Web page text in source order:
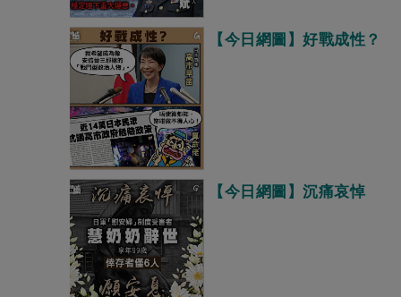
【今日網圖】好戰成性？
【今日網圖】沉痛哀悼